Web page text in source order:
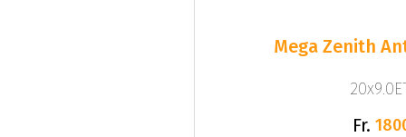
Mega Zenith
Fr.